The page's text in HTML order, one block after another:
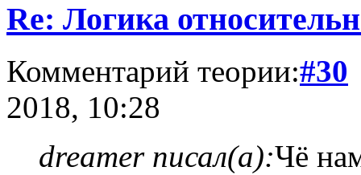
Re: Логика
Комментарий теории:#30
2018, 10:28
dreamer писал(а):Чё